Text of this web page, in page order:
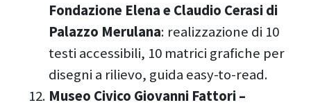
Fondazione Elena e Claudio Cerasi di
Palazzo Merulana: realizzazione di 10
testi accessibili, 10 matrici grafiche per
disegni a rilievo, guida easy-to-read.
Museo Civico Giovanni Fattori –